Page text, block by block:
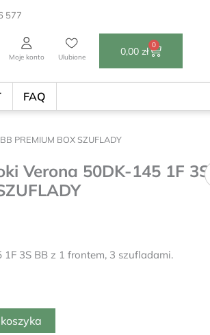
577
Moje konto Ulubione 0,00zł 0
Wózek
FAQ
PREMIUM BOX SZUFLADY
Verona 50DK-145 1F 3S
1F 3S BB z 1 frontem, 3 szufladami.